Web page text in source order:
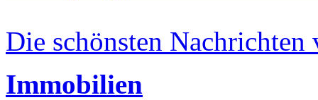
Die schönsten Nachrichten
Immobilien